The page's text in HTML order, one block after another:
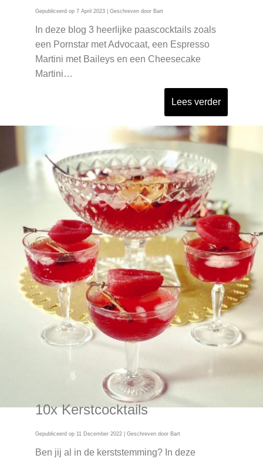
Gepubliceerd op 7 April 2023 | Geschreven door Bart
In deze blog 3 heerlijke paascocktails zoals
een Pornstar met Advocaat, een Espresso
Martini met Baileys en een Cheesecake
Martini…
Lees verder
10x Kerstcocktails
Gepubliceerd op 11 December 2022 | Geschreven door Bart
Ben jij al in de kerststemming? In deze